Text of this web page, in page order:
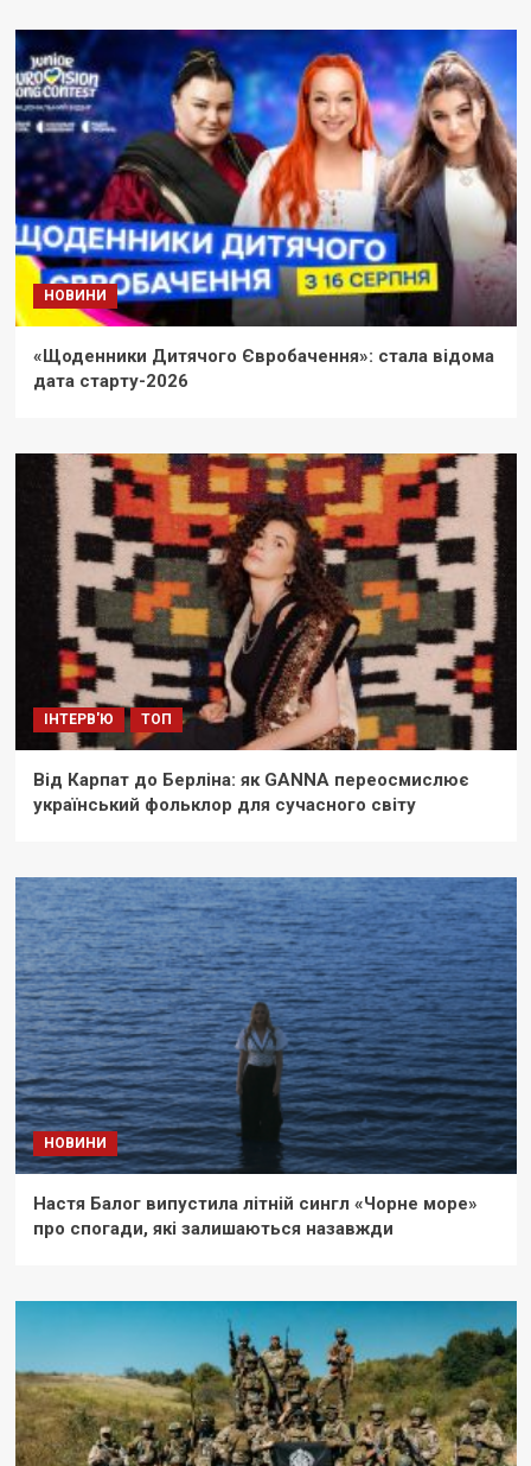
НОВИНИ
«Щоденники Дитячого Євробачення»: стала відома
дата старту-2026
ІНТЕРВ'Ю ТОП
Від Карпат до Берліна: як GANNA переосмислює
український фольклор для сучасного світу
НОВИНИ
Настя Балог випустила літній сингл «Чорне море»
про спогади, які залишаються назавжди